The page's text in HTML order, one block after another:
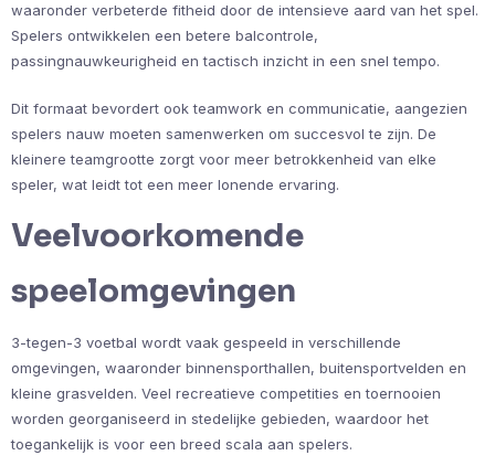
waaronder verbeterde fitheid door de intensieve aard van het spel.
Spelers ontwikkelen een betere balcontrole,
passingnauwkeurigheid en tactisch inzicht in een snel tempo.
Dit formaat bevordert ook teamwork en communicatie, aangezien
spelers nauw moeten samenwerken om succesvol te zijn. De
kleinere teamgrootte zorgt voor meer betrokkenheid van elke
speler, wat leidt tot een meer lonende ervaring.
Veelvoorkomende
speelomgevingen
3-tegen-3 voetbal wordt vaak gespeeld in verschillende
omgevingen, waaronder binnensporthallen, buitensportvelden en
kleine grasvelden. Veel recreatieve competities en toernooien
worden georganiseerd in stedelijke gebieden, waardoor het
toegankelijk is voor een breed scala aan spelers.